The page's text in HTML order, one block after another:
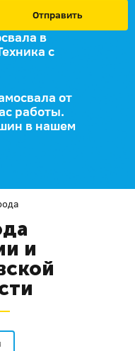
Отправить
в
с
от
работы.
в нашем
и